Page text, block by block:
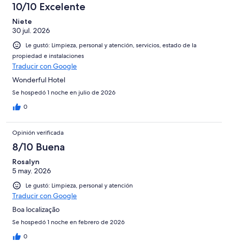
10/10 Excelente
Niete
30 jul. 2026
Le gustó: Limpieza, personal y atención, servicios, estado de la
propiedad e instalaciones
Traducir con Google
Wonderful Hotel
Se hospedó 1 noche en julio de 2026
0
Opinión verificada
8/10 Buena
Rosalyn
5 may. 2026
Le gustó: Limpieza, personal y atención
Traducir con Google
Boa localização
Se hospedó 1 noche en febrero de 2026
0